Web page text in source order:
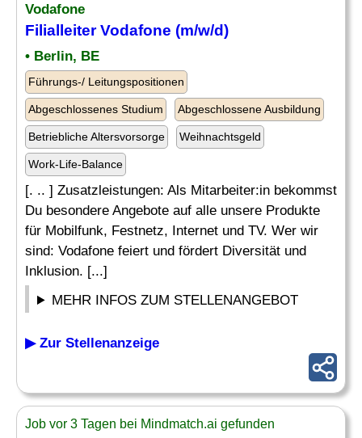
Vodafone
Filialleiter Vodafone (m/w/d)
• Berlin, BE
Führungs-/ Leitungspositionen
Abgeschlossenes Studium Abgeschlossene Ausbildung
Betriebliche Altersvorsorge Weihnachtsgeld
Work-Life-Balance
[. .. ] Zusatzleistungen: Als Mitarbeiter:in bekommst
Du besondere Angebote auf alle unsere Produkte
für Mobilfunk, Festnetz, Internet und TV. Wer wir
sind: Vodafone feiert und fördert Diversität und
Inklusion. [...]
MEHR INFOS ZUM STELLENANGEBOT
▶ Zur Stellenanzeige
Job vor 3 Tagen bei Mindmatch.ai gefunden